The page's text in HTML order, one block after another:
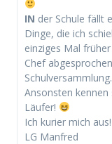
IN der Schule fällt
Dinge, die ich
einziges Mal
Chef
Schulversammlung.
Ansonsten
Läufer!
Ich kurier mich aus!
LG Manfred